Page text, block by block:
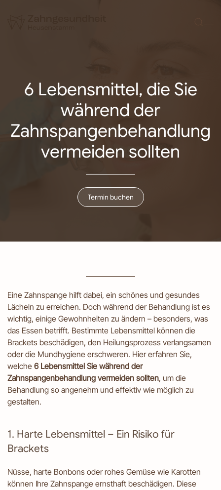
6 Lebensmittel, die Sie
während der
Zahnspangenbehandlung
vermeiden sollten
Termin buchen
Eine Zahnspange hilft dabei, ein schönes und gesundes
Lächeln zu erreichen. Doch während der Behandlung ist es
wichtig, einige Gewohnheiten zu ändern – besonders, was
das Essen betrifft. Bestimmte Lebensmittel können die
Brackets beschädigen, den Heilungsprozess verlangsamen
oder die Mundhygiene erschweren. Hier erfahren Sie,
welche 6 Lebensmittel Sie während der
Zahnspangenbehandlung vermeiden sollten, um die
Behandlung so angenehm und effektiv wie möglich zu
gestalten.
1. Harte Lebensmittel – Ein Risiko für
Brackets
Nüsse, harte Bonbons oder rohes Gemüse wie Karotten
können Ihre Zahnspange ernsthaft beschädigen. Diese